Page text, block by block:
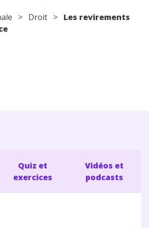
> Droit > Les revirements
Quiz et
exercices
Vidéos et
podcasts